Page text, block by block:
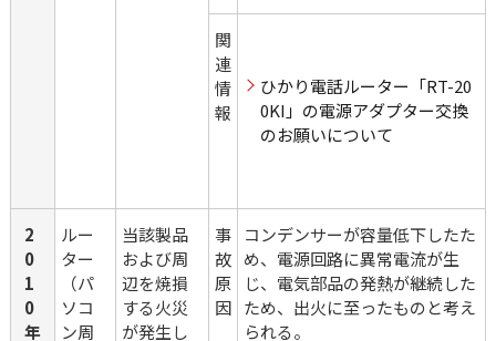
関
連
情
報
ひかり電話ルーター「RT-20
0KI」の電源アダプター交換
のお願いについて
2
0
1
0
年
ルー
ター
（パ
ソコ
ン周
当該製品
および周
辺を焼損
する火災
が発生し
事
故
原
因
コンデンサーが容量低下したた
め、電源回路に異常電流が生
じ、電気部品の発熱が継続した
ため、出火に至ったものと考え
られる。